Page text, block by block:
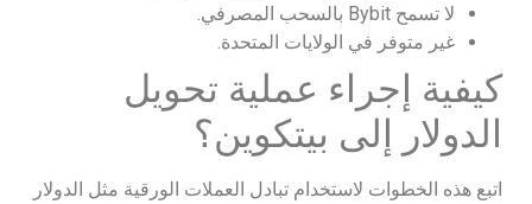
لا تسمح Bybit بالسحب المصرفي.
غير متوفر في الولايات المتحدة.
كيفية إجراء عملية تحويل
الدولار إلى بيتكوين؟
اتبع هذه الخطوات لاستخدام تبادل العملات الورقية مثل الدولار